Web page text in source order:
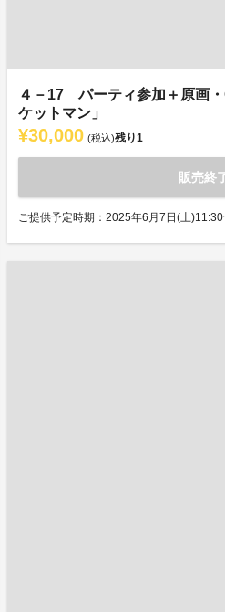
４－17 パーティ参加＋原画
ケットマン」
¥30,000 (税込)残り1
販売終
ご提供予定時期：2025年6月7日(土